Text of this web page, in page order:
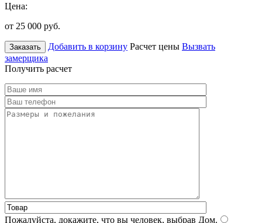
Цена:
от 25 000 руб.
Заказать Добавить в корзину Расчет цены Вызвать
замерщика
Получить расчет
Пожалуйста, докажите, что вы человек, выбрав Дом.